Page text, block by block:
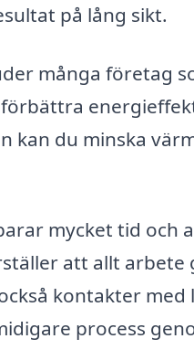
på lång sikt.
många företag
kan du minska
mycket tid och
att allt arbete
kontakter med
process